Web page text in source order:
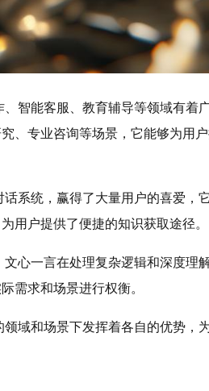
智能客服、教育辅导等领域有
、专业咨询等场景，它能够为用
系统，赢得了大量用户的喜爱
用户提供了便捷的知识获取途径。
心一言在处理复杂逻辑和深度
需求和场景进行权衡。
域和场景下发挥着各自的优势，